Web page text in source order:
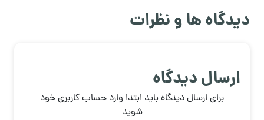
دیدگاه ها و نظرات
ارسال دیدگاه
برای ارسال دیدگاه باید ابتدا وارد حساب کاربری خود
شوید